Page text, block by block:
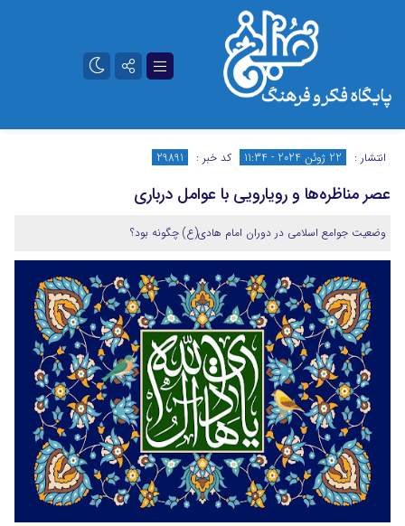
تلگرام آپارات
انتشار : 22 ژوئن 2024 - 11:34 کد خبر : 29891
عصر مناظره‌ها و رویارویی با عوامل درباری
وضعیت جوامع اسلامی در دوران امام هادی(ع) چگونه بود؟